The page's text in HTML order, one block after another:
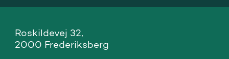
Roskildevej 32,
2000 Frederiksberg